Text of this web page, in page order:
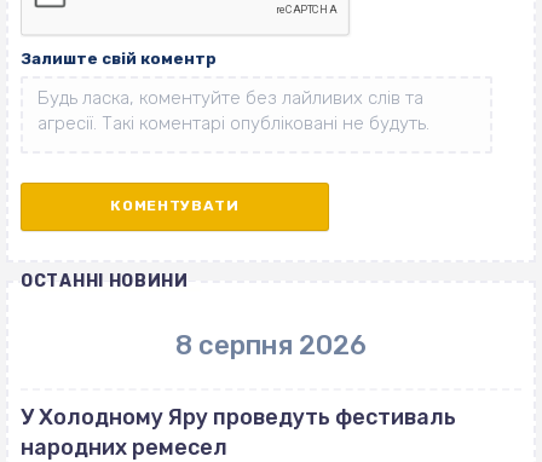
Залиште свій коментр
ОСТАННІ НОВИНИ
8 серпня 2026
У Холодному Яру проведуть фестиваль
народних ремесел